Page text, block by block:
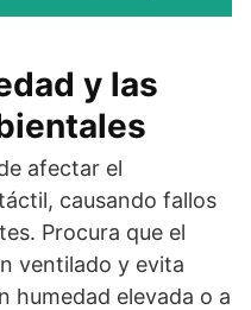
y las
afectar el
causando fallos
Procura que el
ventilado y evita
humedad elevada o a